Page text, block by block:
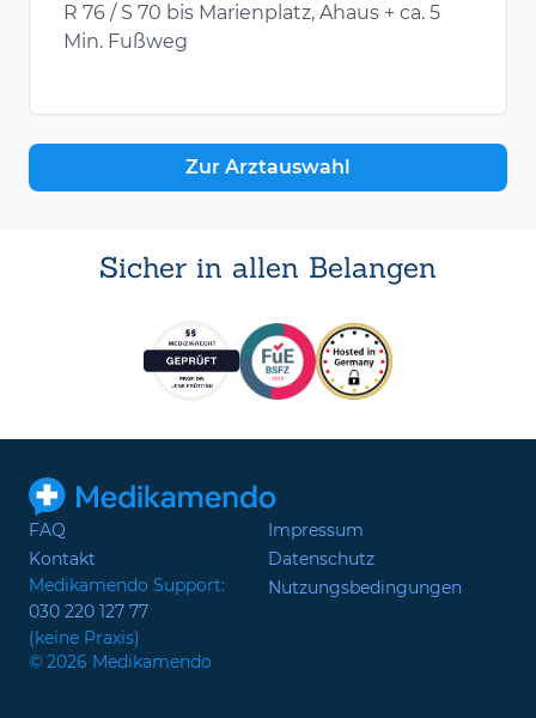
R 76 / S 70 bis Marienplatz, Ahaus + ca. 5
Min. Fußweg
Zur Arztauswahl
Sicher in allen Belangen
FAQ
Kontakt
Medikamendo Support:
030 220 127 77
(keine Praxis)
Impressum
Datenschutz
Nutzungsbedingungen
© 2026 Medikamendo